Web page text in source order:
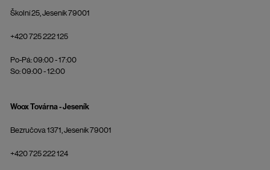
Školní 25, Jeseník 79001
+420 725 222 125
Po-Pá: 09:00 - 17:00
So: 09:00 - 12:00
Woox Továrna - Jeseník
Bezručova 1371, Jeseník 79001
+420 725 222 124